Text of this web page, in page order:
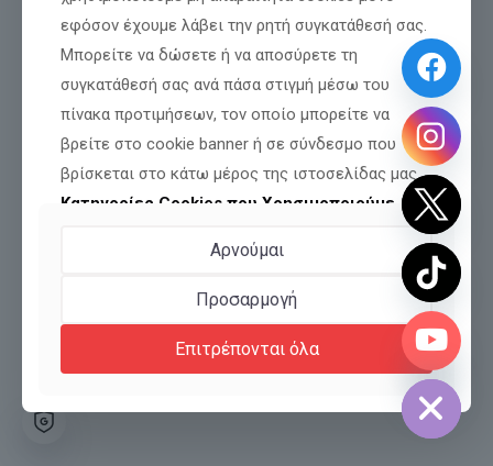
2310 527441
Τηλέφωνο 1:
Τηλέφωνο 2:
Όροι Χρήσης
Πολιτική Προσωπικών Δεδομένων
Ιδρυτική Διακήρυξη
εφόσον έχουμε λάβει την ρητή συγκατάθεσή σας.
Μπορείτε να δώσετε ή να αποσύρετε τη
συγκατάθεσή σας ανά πάσα στιγμή μέσω του
πίνακα προτιμήσεων, τον οποίο μπορείτε να
βρείτε στο cookie banner ή σε σύνδεσμο που
βρίσκεται στο κάτω μέρος της ιστοσελίδας μας.
Κατηγορίες Cookies που Χρησιμοποιούμε
Σκοπός
Νομική
Βάση
(Necessary)
Διασφάλιση της
βασικής
αποθήκευση
Νόμιμη
Εξαίρεση (Ν.
3471/2006)
Αρνούμαι
Προσαρμογή
Επιτρέπονται όλα
Hide
chaty